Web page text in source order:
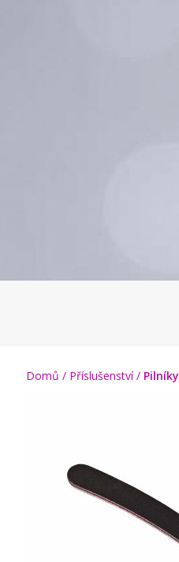
Domů / Příslušenství/ Pilníky